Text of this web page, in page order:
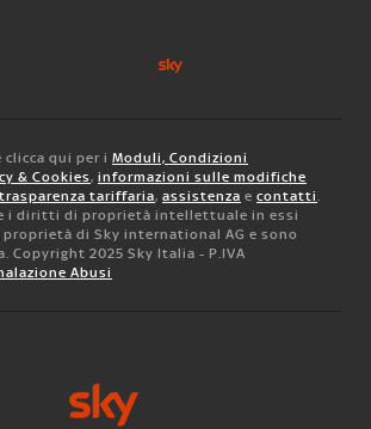
qui per i Moduli, Condizioni
& Cookies, informazioni sulle modifiche
trasparenza tariffaria, assistenza e contatti.
i diritti di proprietà intellettuale in essi
di Sky international AG e sono
Copyright 2025 Sky Italia - P.IVA
Abusi